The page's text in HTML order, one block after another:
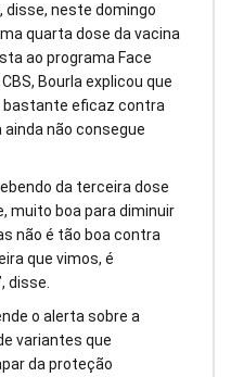
disse, neste domingo
quarta dose da vacina
ao programa Face
Bourla explicou que
bastante eficaz contra
não consegue
da terceira dose
muito boa para diminuir
não é tão boa contra
que vimos, é
disse.
o alerta sobre a
variantes que
da proteção